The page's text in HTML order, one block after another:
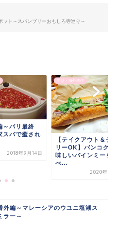
ット～スパンブリーおもしろ寺巡り～
ウト＆デリバ
ンミーを食
生活・海外移住
【閲覧注意】バンコ
虫料理が楽しめるお
れなレストラン～
2020年2
外編～マレーシアのウユニ塩湖ス
ラー～
英文法攻略